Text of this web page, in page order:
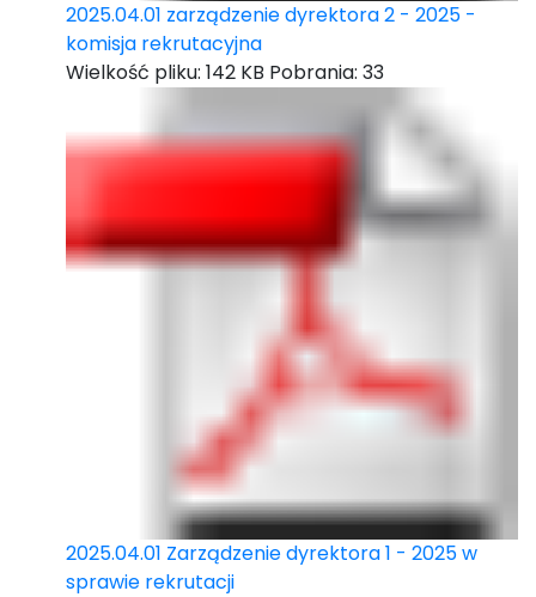
2025.04.01 zarządzenie dyrektora 2 - 2025 -
komisja rekrutacyjna
Wielkość pliku: 142 KB Pobrania: 33
2025.04.01 Zarządzenie dyrektora 1 - 2025 w
sprawie rekrutacji